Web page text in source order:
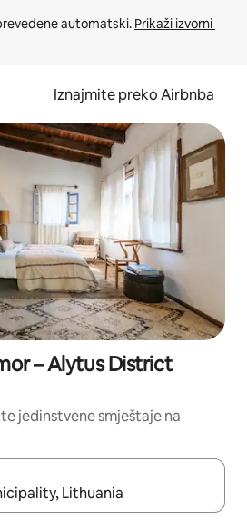
automatski. Prikaži izvorni
Iznajmite preko Airbnba
– Alytus District
jedinstvene smještaje na
moći ćete ih pregledati